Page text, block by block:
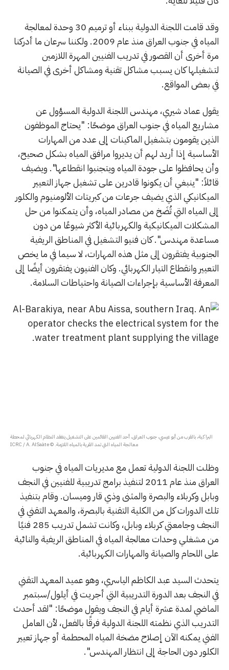
وقد قامت اللجنة الدولية ببناء أو ترميم 30 وحدة لمعالجة
المياه في جنوب العراق منذ عام 2009. ولكننا سرعان ما أدركنا
مرة أخرى أن القصور في تدريب الفنيين المهرة اللازمين
لتشغيلها كان يسبب مشاكل تقنية ومشاكل أخرى في الصيانة
في بعض المواقع.
يقول عماد شيري، مهندس اللجنة الدولية المسؤول عن
مشاريع المياه في جنوب العراق موضحًا: "يحتاج الموظفون
الذين يقومون بتشغيل الماكينات إلى عدد من المهارات
الأساسية إذا أريد لهم أن يديروا مرافق المياه بشكل صحيح،
وأن يحافظوا على جودة المياه ويتجنبوا انقطاعها". ويضيف
قائلاً: "ينبغي أن يكونوا قادرين على تشغيل جهاز التعيير
الميكانيكي الذي يضيف جرعات من كبريتات الألومنيوم والكلور
إلى المياه التي تُضَخ من مصادر المياه، وأن يتمكنوا من حل
المشكلات الميكانيكية والكهربائية الأكثر شيوعًا من دون
مساعدة مهندس". كان فنيو التشغيل في المناطق الريفية
الجنوبية يفتقرون إلى مثل هذه المهارات، لا سيما في ما يخص
التعيير وانقطاع التيار الكهربائي. وكان الفنيون يفتقرون أيضًا إلى
المعرفة الأساسية بإجراءات الصيانة واحتياطات السلامة.
البراكية، بالقرب من أبو عيسي، جنوب العراق، أحد الفنيين القائمين على التشغيل يتفقد النظام الكهربائي لمحطة
معالجة المياه التي تمد القرية بالمياه اللازمة. © ICRC / A. AlSaàte
وظلت اللجنة الدولية تعمل مع مديريات المياه في جنوب
العراق منذ عام 2011 لتنفيذ برامج تدريبية للفنيين في النجف
وبابل وكربلاء والبصرة والمثنى وذي قار وميسان. وقام بتنفيذ
تلك الدورات كل من الكلية التقنية بالبصرة، والمعهد التقني في
النجف وجامعتي كربلاء وبابل، وكانت تشمل تدريب 285 فنيًا
من مشغلي وحدات معالجة المياه في المناطق الريفية والنائية
على اللحام والصيانة والمهارات الكهربائية.
يتحدث السيد عبد الكاظم الياسري، وهو عميد المعهد التقني
في النجف بعد الدورة التدريبية التي أجريت في أيلول/سبتمبر
الماضي لمدة عشرة أيام في النجف ويقول موضحًا: "لقد أحدث
التدريب الذي نظمته اللجنة الدولية فرقًا بالفعل، لأن العامل
الفني يمكنه الآن إصلاح مضخة المياه المحطمة أو جهاز تعيير
الكلور دون الحاجة إلى انتظار المهندس".